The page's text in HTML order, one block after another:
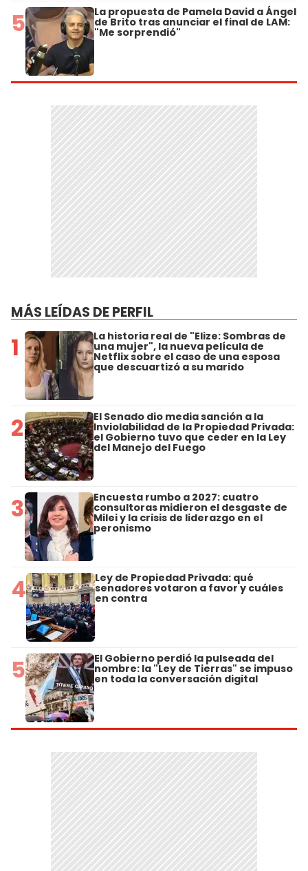
5 La propuesta de Pamela David a Ángel
de Brito tras anunciar el final de LAM:
"Me sorprendió"
MÁS LEÍDAS DE PERFIL
1 La historia real de "Elize: Sombras de
una mujer", la nueva película de
Netflix sobre el caso de una esposa
que descuartizó a su marido
2 El Senado dio media sanción a la
Inviolabilidad de la Propiedad Privada:
el Gobierno tuvo que ceder en la Ley
del Manejo del Fuego
3 Encuesta rumbo a 2027: cuatro
consultoras midieron el desgaste de
Milei y la crisis de liderazgo en el
peronismo
4 Ley de Propiedad Privada: qué
senadores votaron a favor y cuáles
en contra
5 El Gobierno perdió la pulseada del
nombre: la "Ley de Tierras" se impuso
en toda la conversación digital